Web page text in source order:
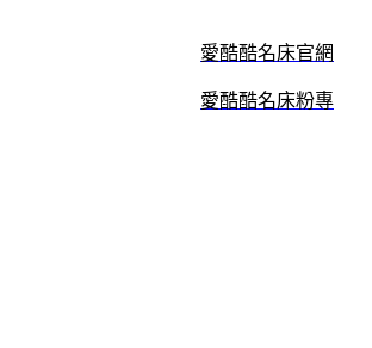
愛酷酷名床官網
愛酷酷名床粉專